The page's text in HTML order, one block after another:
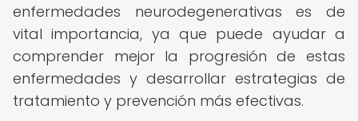
enfermedades neurodegenerativas es de
vital importancia, ya que puede ayudar a
comprender mejor la progresión de estas
enfermedades y desarrollar estrategias de
tratamiento y prevención más efectivas.